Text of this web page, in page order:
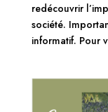
redécouvrir
société.
informatif. Pour